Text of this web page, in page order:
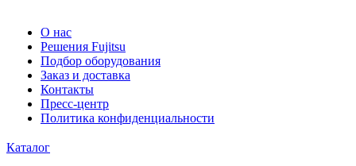
О нас
Решения Fujitsu
Подбор оборудования
Заказ и доставка
Контакты
Пресс-центр
Политика конфиденциальности
Каталог